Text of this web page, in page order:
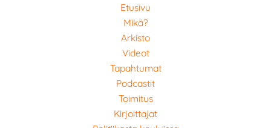
Etusivu
Mikä?
Arkisto
Videot
Tapahtumat
Podcastit
Toimitus
Kirjoittajat